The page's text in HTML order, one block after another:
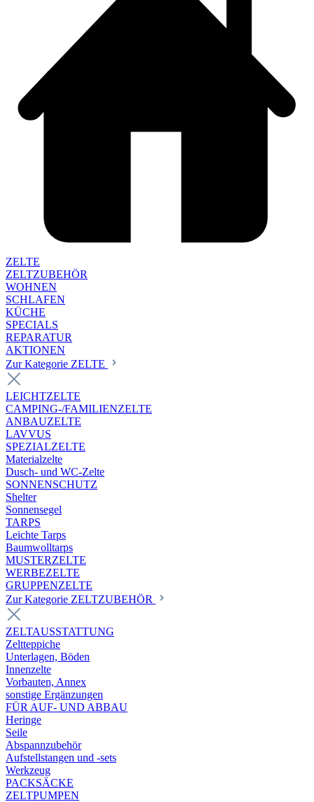
ZELTE
ZELTZUBEHÖR
WOHNEN
SCHLAFEN
KÜCHE
SPECIALS
REPARATUR
AKTIONEN
Zur Kategorie ZELTE
LEICHTZELTE
CAMPING-/FAMILIENZELTE
ANBAUZELTE
LAVVUS
SPEZIALZELTE
Materialzelte
Dusch- und WC-Zelte
SONNENSCHUTZ
Shelter
Sonnensegel
TARPS
Leichte Tarps
Baumwolltarps
MUSTERZELTE
WERBEZELTE
GRUPPENZELTE
Zur Kategorie ZELTZUBEHÖR
ZELTAUSSTATTUNG
Zeltteppiche
Unterlagen, Böden
Innenzelte
Vorbauten, Annex
sonstige Ergänzungen
FÜR AUF- UND ABBAU
Heringe
Seile
Abspannzubehör
Aufstellstangen und -sets
Werkzeug
PACKSÄCKE
ZELTPUMPEN